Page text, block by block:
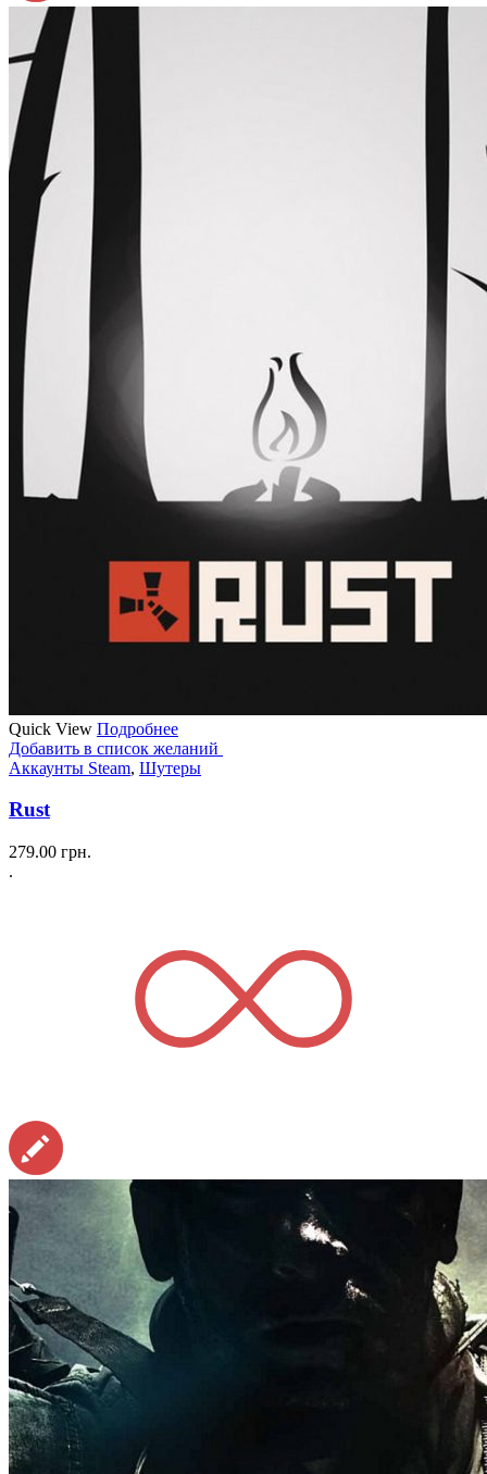
Quick View Подробнее
Добавить в список желаний
Аккаунты Steam, Шутеры
Rust
279.00 грн.
.